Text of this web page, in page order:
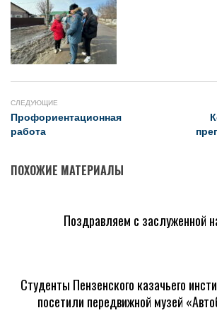
СЛЕДУЮЩИЕ
Профориентационная
работа
ПОХОЖИЕ МАТЕРИАЛЫ
Поздравляем с заслуженной
Студенты Пензенского казачьего
посетили передвижной музей